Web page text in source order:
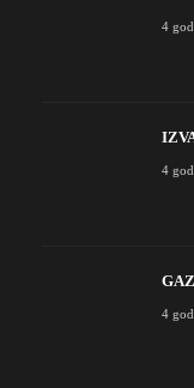
4
4
4